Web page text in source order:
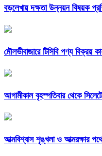
বড়লেখায় দক্ষতা উন্নয়ন বিষয়ক
মৌলভীবাজারে টিসিবি পণ্য বিক্রয়
আগামীকাল বৃহস্পতিবার থেকে
আত্মবিশ্বাস শৃঙ্খলা ও আত্মরক্ষার